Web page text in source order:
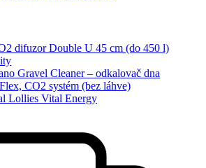
difuzor Double U 45 cm (do 450 l)
Gravel Cleaner – odkalovač dna
CO2 systém (bez láhve)
Lollies Vital Energy